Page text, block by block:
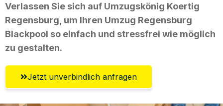
Verlassen Sie sich auf Umzugskönig Koertig
Regensburg, um Ihren Umzug Regensburg
Blackpool so einfach und stressfrei wie möglich
zu gestalten.
Jetzt unverbindlich anfragen